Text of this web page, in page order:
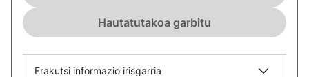
Hautatutakoa garbitu
Erakutsi informazio irisgarria